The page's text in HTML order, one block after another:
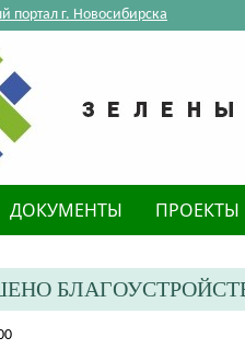
портал г. Новосибирска
ДОКУМЕНТЫ ПРОЕКТЫ